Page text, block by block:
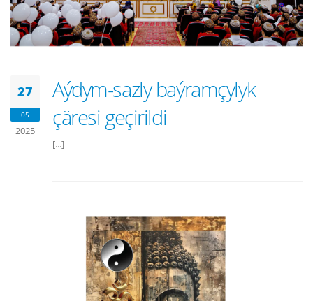
27
05
2025
Aýdym-sazly baýramçylyk
çäresi geçirildi
[...]